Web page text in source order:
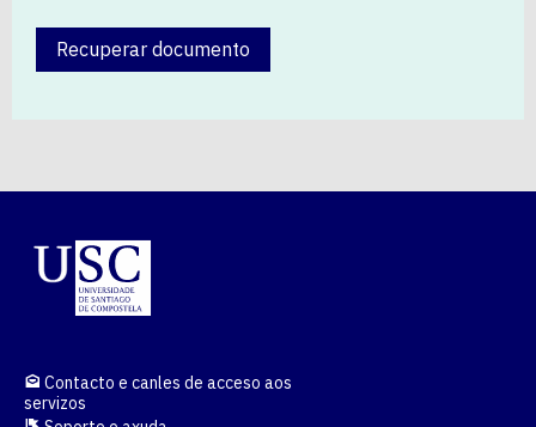
Recuperar documento
Contacto e canles de acceso aos
servizos